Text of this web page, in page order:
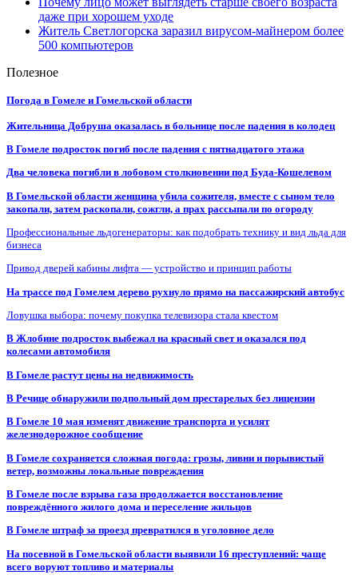
даже при хорошем уходе
Житель Светлогорска заразил вирусом-майнером более
500 компьютеров
Полезное
Погода в Гомеле и Гомельской области
Жительница Добруша оказалась в больнице после падения в колодец
В Гомеле подросток погиб после падения с пятнадцатого этажа
Два человека погибли в лобовом столкновении под Буда-Кошелевом
В Гомельской области женщина убила сожителя, вместе с сыном тело
закопали, затем раскопали, сожгли, а прах рассыпали по огороду
Профессиональные льдогенераторы: как подобрать технику и вид льда для
бизнеса
Привод дверей кабины лифта — устройство и принцип работы
На трассе под Гомелем дерево рухнуло прямо на пассажирский автобус
Ловушка выбора: почему покупка телевизора стала квестом
В Жлобине подросток выбежал на красный свет и оказался под
колесами автомобиля
В Гомеле растут цены на недвижимость
В Речице обнаружили подпольный дом престарелых без лицензии
В Гомеле 10 мая изменят движение транспорта и усилят
железнодорожное сообщение
В Гомеле сохраняется сложная погода: грозы, ливни и порывистый
ветер, возможны локальные повреждения
В Гомеле после взрыва газа продолжается восстановление
повреждённого жилого дома и переселение жильцов
В Гомеле штраф за проезд превратился в уголовное дело
На посевной в Гомельской области выявили 16 преступлений: чаще
всего воруют топливо и материалы